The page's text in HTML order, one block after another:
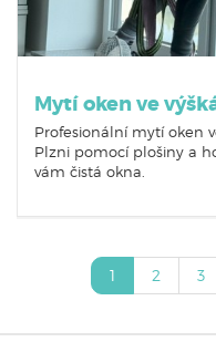
Mytí oken ve
Profesionální mytí oken
Plzni pomocí plošiny a
vám čistá okna.
1 2 3